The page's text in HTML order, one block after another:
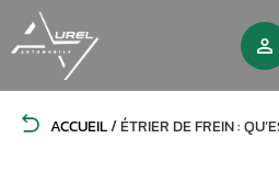
ACCUEIL/ÉTRIER DE FREIN :